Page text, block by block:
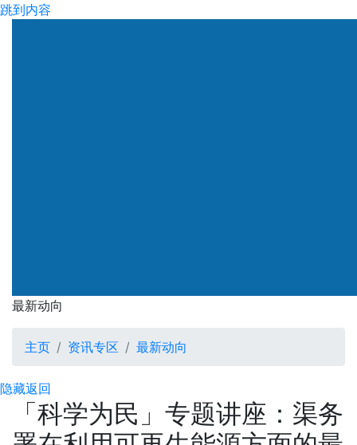
跳到内容
最新动向
最新动向
主页 资讯专区 最新动向
隐藏返回
「科学为民」专题讲座：渠务